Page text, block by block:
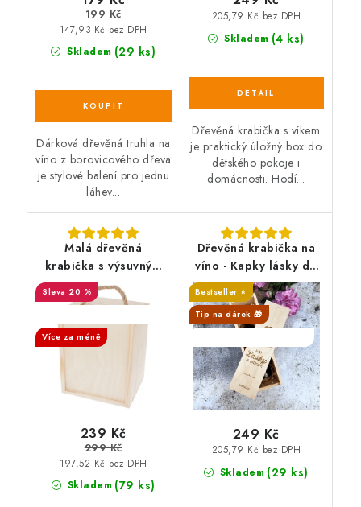
Skladem (29 ks)
147,93 Kč bez DPH
199 Kč
Dárková dřevěná truhla na
víno z borovicového dřeva
je stylové balení pro jednu
láhev...
Skladem (4 ks)
205,79 Kč bez DPH
Dřevěná krabička s víkem
je praktický úložný box do
dětského pokoje i
domácnosti. Hodí...
Malá dřevěná
krabička s výsuvným
víkem - 19x16x13 cm
20 %
Více za méně
Skladem (79 ks)
197,52 Kč bez DPH
239 Kč
299 Kč
Dřevěná krabička na
víno - Kapky lásky do
manželství
Bestseller ⭐️
Tip na dárek 🎁
Skladem (29 ks)
205,79 Kč bez DPH
249 Kč